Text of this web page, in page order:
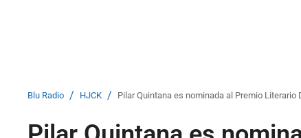
Blu Radio / HJCK / Pilar Quintana es nominada al Premio Literario